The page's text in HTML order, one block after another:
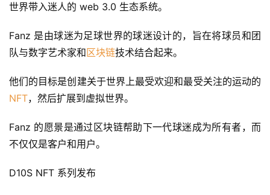
世界带入迷人的 web 3.0 生态系统。
Fanz 是由球迷为足球世界的球迷设计的，旨在将球员和团
队与数字艺术家和区块链技术结合起来。
NFT，然后扩展到虚拟世界。
Fanz 的愿景是通过区块链帮助下一代球迷成为所有者，而
不仅仅是客户和用户。
D10S NFT 系列发布